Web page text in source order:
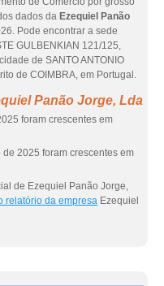
dados da Ezequiel Panão
Pode encontrar a sede
GULBENKIAN 121/125,
de SANTO ANTONIO
de COIMBRA, em Portugal.
Panão Jorge, Lda
foram crescentes em
2025 foram crescentes em
de Ezequiel Panão Jorge,
relatório da empresa Ezequiel